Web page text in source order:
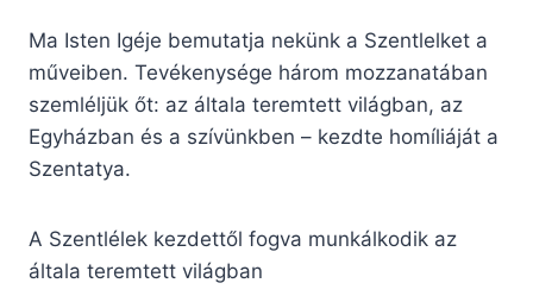
Ma Isten Igéje bemutatja nekünk a Szentlelket a
műveiben. Tevékenysége három mozzanatában
szemléljük őt: az általa teremtett világban, az
Egyházban és a szívünkben – kezdte homíliáját a
Szentatya.
A Szentlélek kezdettől fogva munkálkodik az
általa teremtett világban